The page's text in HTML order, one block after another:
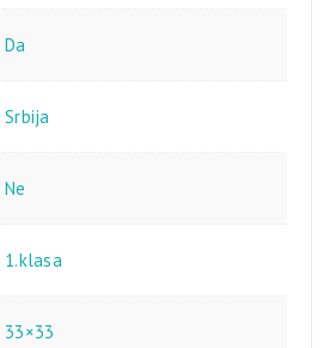
Da
Srbija
Ne
1.klasa
33×33